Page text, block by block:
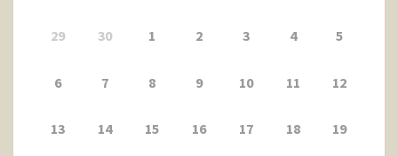
29 30 1 2 3 4 5
6 7 8 9 10 11 12
13 14 15 16 17 18 19